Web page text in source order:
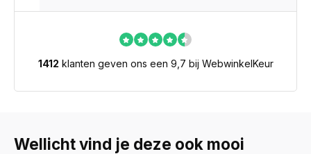
1412 klanten geven ons een 9,7 bij WebwinkelKeur
Wellicht vind je deze ook mooi